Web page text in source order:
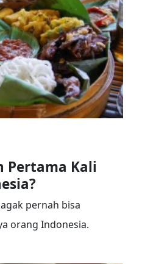
Pertama Kali
pernah bisa
orang Indonesia.